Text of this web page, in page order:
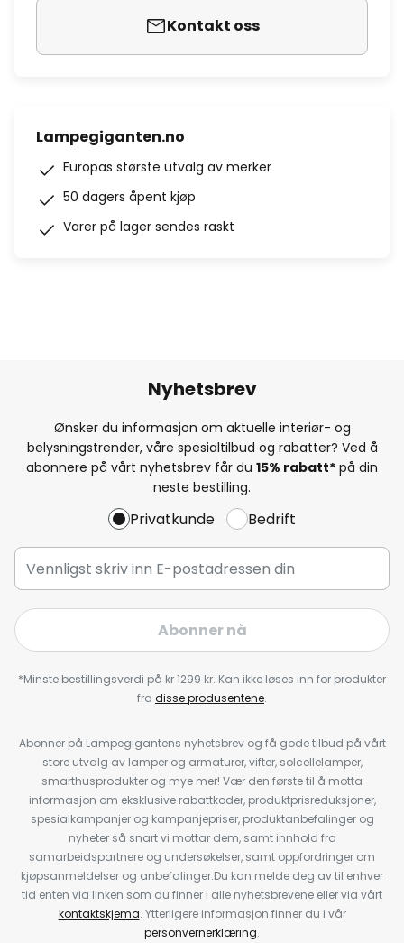
Kontakt oss
Lampegiganten.no
Europas største utvalg av merker
50 dagers åpent kjøp
Varer på lager sendes raskt
Nyhetsbrev
Ønsker du informasjon om aktuelle interiør- og
belysningstrender, våre spesialtilbud og rabatter? Ved å
abonnere på vårt nyhetsbrev får du 15% rabatt* på din
neste bestilling.
Privatkunde Bedrift
Abonner nå
*Minste bestillingsverdi på kr 1299 kr. Kan ikke løses inn for produkter
fra disse produsentene.
Abonner på Lampegigantens nyhetsbrev og få gode tilbud på vårt
store utvalg av lamper og armaturer, vifter, solcellelamper,
smarthusprodukter og mye mer! Vær den første til å motta
informasjon om eksklusive rabattkoder, produktprisreduksjoner,
spesialkampanjer og kampanjepriser, produktanbefalinger og
nyheter så snart vi mottar dem, samt innhold fra
samarbeidspartnere og undersøkelser, samt oppfordringer om
kjøpsanmeldelser og anbefalinger.Du kan melde deg av til enhver
tid enten via linken som du finner i alle nyhetsbrevene eller via vårt
kontaktskjema. Ytterligere informasjon finner du i vår
personvernerklæring.